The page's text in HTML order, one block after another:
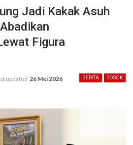
Jadi Kakak Asuh
Figura
BERITA SOSOK
updated 26 Mei 2026